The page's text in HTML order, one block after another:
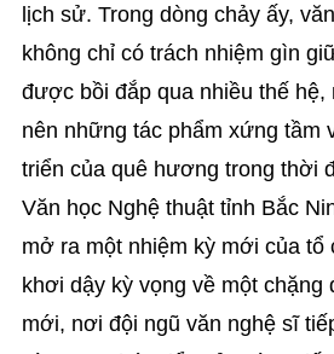
lịch sử. Trong dòng chảy ấy,
không chỉ có trách nhiệm gìn
được bồi đắp qua nhiều thế hệ,
nên những tác phẩm xứng tầm
triển của quê hương trong thời
Văn học Nghệ thuật tỉnh Bắc
mở ra một nhiệm kỳ mới của tổ
khơi dậy kỳ vọng về một chặng
mới, nơi đội ngũ văn nghệ sĩ